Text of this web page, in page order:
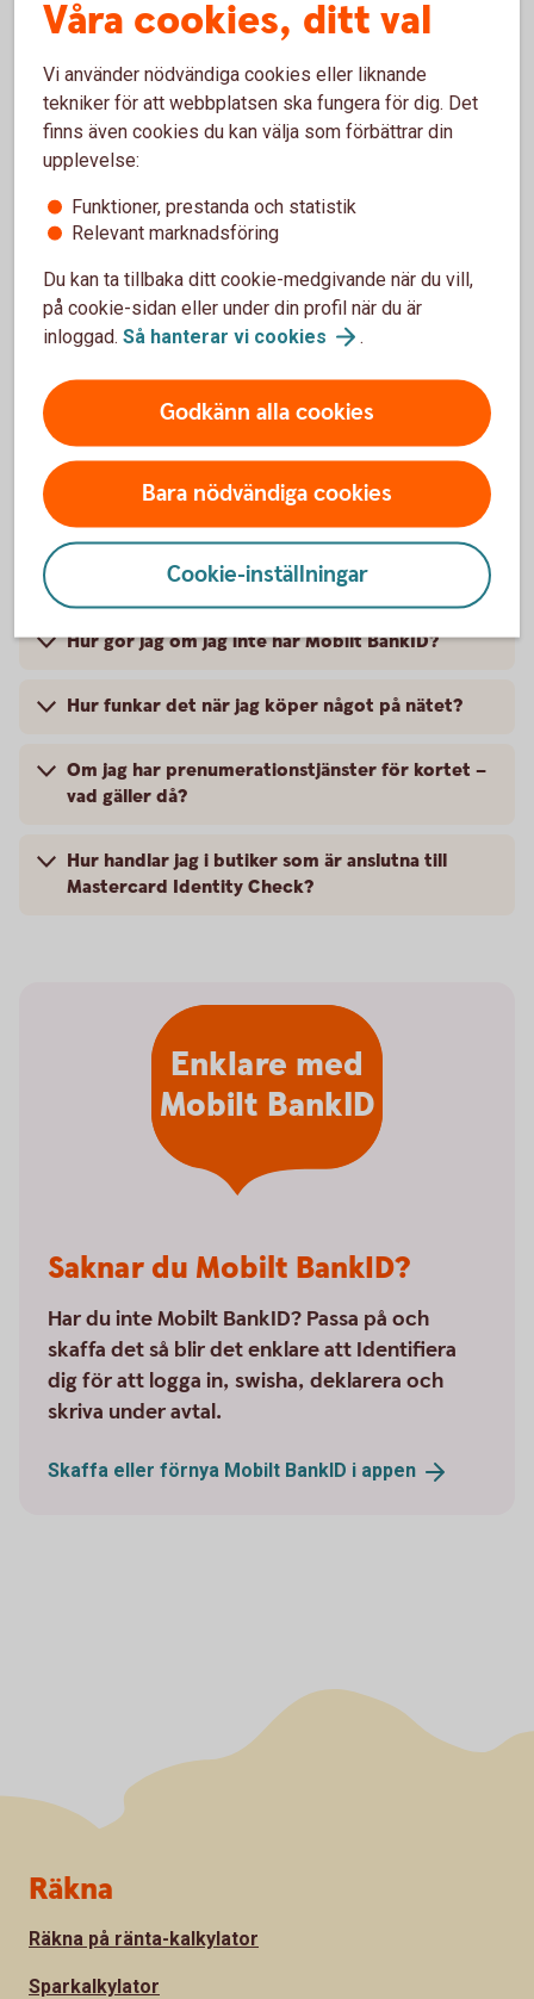
Bankkort Mastercard Ung (vårdnadshavare)
Klicka på ”Profil” i appen, eller ”Övriga tjänster” i
internetbanken.
Klicka på ”Barns tjänster”.
Välj det kort som du vill slå på för internetköp.
Vårdnadshavare: Logga in och slå på
Frågor och svar
Hur gör jag om jag inte har Mobilt BankID?
Hur funkar det när jag köper något på nätet?
Om jag har prenumerationstjänster för kortet –
vad gäller då?
Hur handlar jag i butiker som är anslutna till
Mastercard Identity Check?
Enklare med
Mobilt BankID
Saknar du Mobilt BankID?
Har du inte Mobilt BankID? Passa på och
skaffa det så blir det enklare att Identifiera
dig för att logga in, swisha, deklarera och
skriva under avtal.
Skaffa eller förnya Mobilt BankID i appen
Våra cookies, ditt val
Vi använder nödvändiga cookies eller liknande
tekniker för att webbplatsen ska fungera för dig. Det
finns även cookies du kan välja som förbättrar din
upplevelse:
Funktioner, prestanda och statistik
Relevant marknadsföring
Du kan ta tillbaka ditt cookie-medgivande när du vill,
på cookie-sidan eller under din profil när du är
inloggad. Så hanterar vi cookies .
Godkänn alla cookies
Bara nödvändiga cookies
Cookie-inställningar
Sidfot
Räkna
Räkna på ränta-kalkylator
Sparkalkylator